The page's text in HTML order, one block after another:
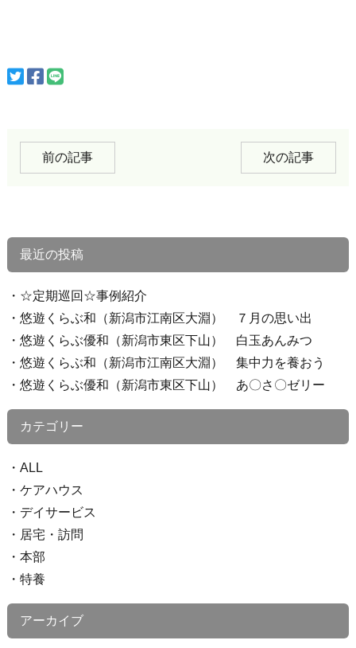
前の記事 次の記事
最近の投稿
☆定期巡回☆事例紹介
悠遊くらぶ和（新潟市江南区大淵） ７月の思い出
悠遊くらぶ優和（新潟市東区下山） 白玉あんみつ
悠遊くらぶ和（新潟市江南区大淵） 集中力を養おう
悠遊くらぶ優和（新潟市東区下山） あ〇さ〇ゼリー
カテゴリー
ALL
ケアハウス
デイサービス
居宅・訪問
本部
特養
アーカイブ